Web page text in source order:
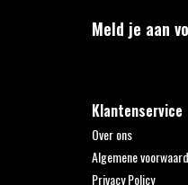
Meld je aan
Klantenservice
Over ons
Algemene
Privacy Policy